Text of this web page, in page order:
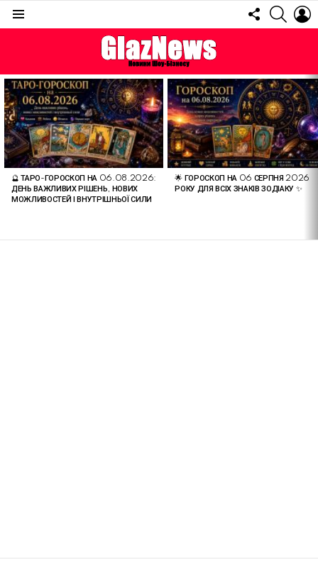
FOLLOW
US
ОСТАННІ
СТАТТІ
🔮 ТАРО-ГОРОСКОП НА 06.08.2026:
ДЕНЬ ВАЖЛИВИХ РІШЕНЬ, НОВИХ
МОЖЛИВОСТЕЙ І ВНУТРІШНЬОЇ СИЛИ
🌟 ГОРОСКОП НА 06 СЕРПНЯ 2026
РОКУ ДЛЯ ВСІХ ЗНАКІВ ЗОДІАКУ ✨